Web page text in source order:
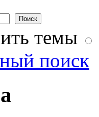
темы
поиск